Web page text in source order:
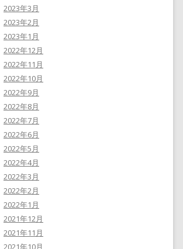
2023年3月
2023年2月
2023年1月
2022年12月
2022年11月
2022年10月
2022年9月
2022年8月
2022年7月
2022年6月
2022年5月
2022年4月
2022年3月
2022年2月
2022年1月
2021年12月
2021年11月
2021年10月